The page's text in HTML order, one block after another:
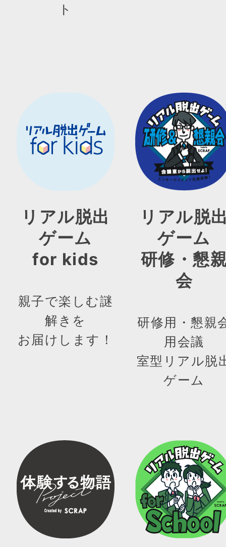
ト
リアル脱出
ゲーム
for kids
親子で楽しむ謎
解きを
お届けします！
リアル脱
ゲーム
研修・懇
会
研修用・懇親
用会議
室型リアル脱
ゲーム